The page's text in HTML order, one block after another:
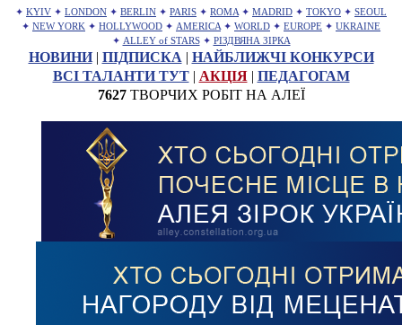
✦ KYIV ✦ LONDON ✦ BERLIN ✦ PARIS ✦ ROMA ✦ MADRID ✦ TOKYO ✦ SEOUL
✦ NEW YORK ✦ HOLLYWOOD ✦ AMERICA ✦ WORLD ✦ EUROPE ✦ UKRAINE
✦ ALLEY of STARS ✦ РІЗДВЯНА ЗІРКА
НОВИНИ| ПІДПИСКА | НАЙБЛИЖЧІ КОНКУРСИ
ВСІ ТАЛАНТИ ТУТ| АКЦІЯ| ПЕДАГОГАМ
7627ТВОРЧИХ РОБІТ НА АЛЕЇ